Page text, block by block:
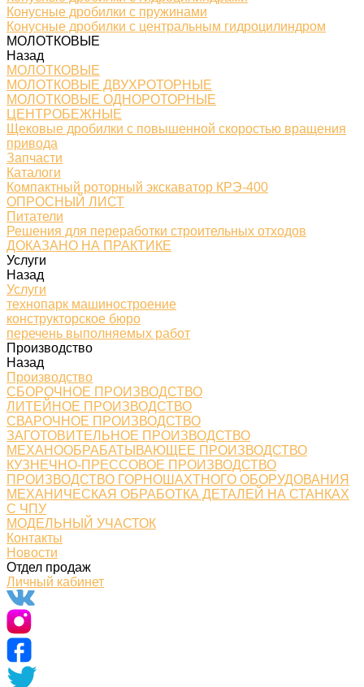
Конусные дробилки с пружинами
Конусные дробилки с центральным гидроцилиндром
МОЛОТКОВЫЕ
Назад
МОЛОТКОВЫЕ
МОЛОТКОВЫЕ ДВУХРОТОРНЫЕ
МОЛОТКОВЫЕ ОДНОРОТОРНЫЕ
ЦЕНТРОБЕЖНЫЕ
Щековые дробилки с повышенной скоростью вращения
привода
Запчасти
Каталоги
Компактный роторный экскаватор КРЭ-400
ОПРОСНЫЙ ЛИСТ
Питатели
Решения для переработки строительных отходов
ДОКАЗАНО НА ПРАКТИКЕ
Услуги
Назад
Услуги
технопарк машиностроение
конструкторское бюро
перечень выполняемых работ
Производство
Назад
Производство
СБОРОЧНОЕ ПРОИЗВОДСТВО
ЛИТЕЙНОЕ ПРОИЗВОДСТВО
СВАРОЧНОЕ ПРОИЗВОДСТВО
ЗАГОТОВИТЕЛЬНОЕ ПРОИЗВОДСТВО
МЕХАНООБРАБАТЫВАЮЩЕЕ ПРОИЗВОДСТВО
КУЗНЕЧНО-ПРЕССОВОЕ ПРОИЗВОДСТВО
ПРОИЗВОДСТВО ГОРНОШАХТНОГО ОБОРУДОВАНИЯ
МЕХАНИЧЕСКАЯ ОБРАБОТКА ДЕТАЛЕЙ НА СТАНКАХ
С ЧПУ
МОДЕЛЬНЫЙ УЧАСТОК
Контакты
Новости
Отдел продаж
Личный кабинет